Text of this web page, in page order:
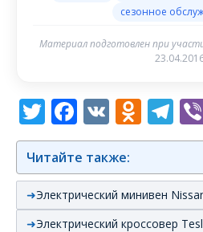
сезонное
Материал подготовлен при
Twitter
Facebook
VK
Читайте также:
Электрический минивен
Электрический кроссовер